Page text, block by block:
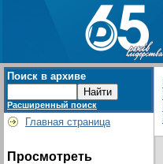
Поиск в архиве
Расширенный поиск
Главная страница
Просмотреть